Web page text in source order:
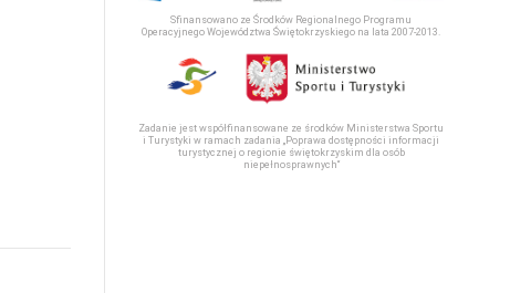
Sfinansowano ze Środków Regionalnego Programu
Operacyjnego Województwa Świętokrzyskiego na lata 2007-2013.
Zadanie jest współfinansowane ze środków Ministerstwa Sportu
i Turystyki w ramach zadania „Poprawa dostępności informacji
turystycznej o regionie świętokrzyskim dla osób
niepełnosprawnych“